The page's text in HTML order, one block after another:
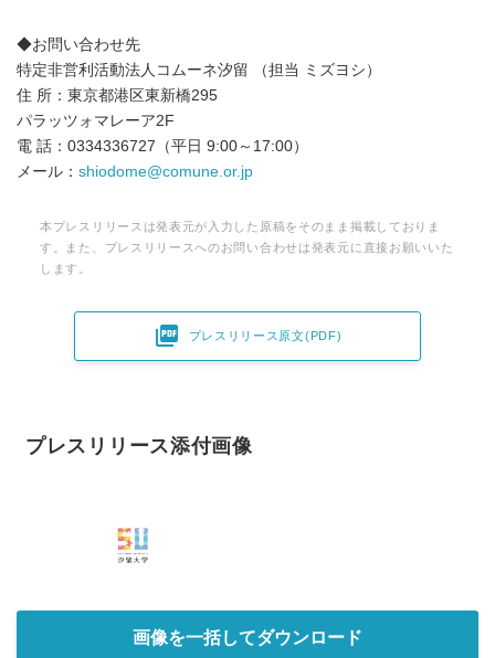
◆お問い合わせ先
特定非営利活動法人コムーネ汐留 （担当 ミズヨシ）
住 所：東京都港区東新橋295
パラッツォマレーア2F
電 話：0334336727（平日 9:00～17:00）
メール： shiodome@comune.or.jp
本プレスリリースは発表元が入力した原稿をそのまま掲載しておりま
す。また、プレスリリースへのお問い合わせは発表元に直接お願いいた
します。
 プレスリリース原文(PDF)
プレスリリース添付画像
画像を一括してダウンロード